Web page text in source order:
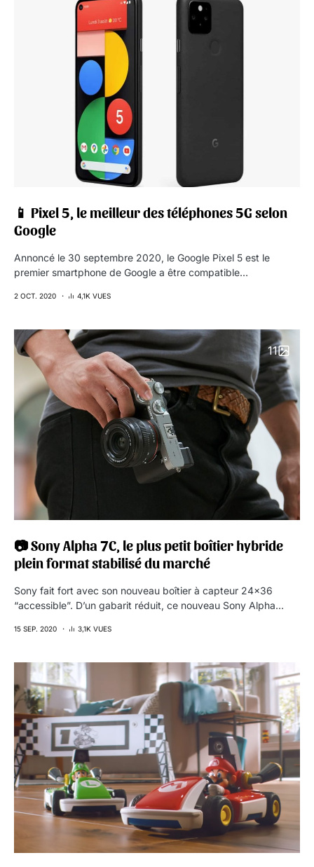
📱 Pixel 5, le meilleur des téléphones 5G selon
Google
Annoncé le 30 septembre 2020, le Google Pixel 5 est le
premier smartphone de Google a être compatible…
2 OCT. 2020 4,1K VUES
11
📷 Sony Alpha 7C, le plus petit boîtier hybride
plein format stabilisé du marché
Sony fait fort avec son nouveau boîtier à capteur 24×36
“accessible”. D’un gabarit réduit, ce nouveau Sony Alpha…
15 SEP. 2020 3,1K VUES